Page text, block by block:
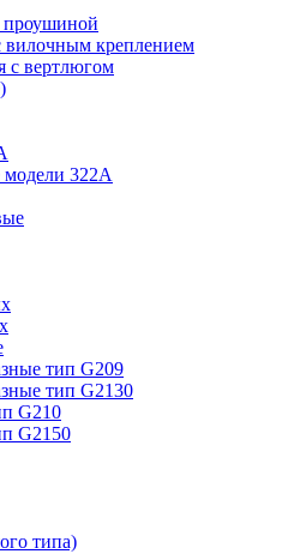
креплением
с вертлюгом
322А
тип G209
тип G2130
G210
G2150
типа)